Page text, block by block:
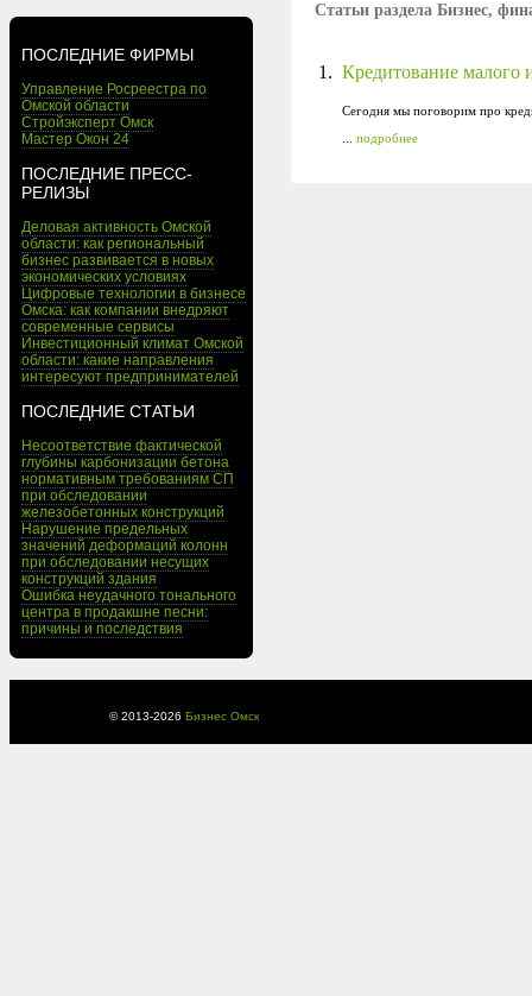
ПОСЛЕДНИЕ ФИРМЫ
Управление Росреестра по
Омской области
Стройэксперт Омск
Мастер Окон 24
ПОСЛЕДНИЕ ПРЕСС-
РЕЛИЗЫ
Деловая активность Омской
области: как региональный
бизнес развивается в новых
экономических условиях
Цифровые технологии в бизнесе
Омска: как компании внедряют
современные сервисы
Инвестиционный климат Омской
области: какие направления
интересуют предпринимателей
ПОСЛЕДНИЕ СТАТЬИ
Несоответствие фактической
глубины карбонизации бетона
нормативным требованиям СП
при обследовании
железобетонных конструкций
Нарушение предельных
значений деформаций колонн
при обследовании несущих
конструкций здания
Ошибка неудачного тонального
центра в продакшне песни:
причины и последствия
Статьи раздела Бизнес,
1. Кредитование малого
Сегодня мы поговорим про
подробнее
© 2013-2026 Бизнес Омск